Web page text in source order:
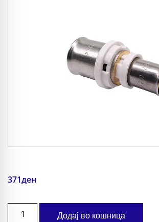
371ден
Додај во кошница